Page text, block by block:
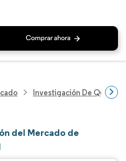
Investigación De
del Mercado de